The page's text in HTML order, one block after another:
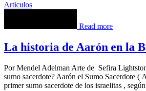
Articulos
Read more
La historia de Aarón en la
Por Mendel Adelman Arte de Sefira
sumo sacerdote? Aarón el Sumo Sacerdote (
primer sumo sacerdote de los israelitas ,